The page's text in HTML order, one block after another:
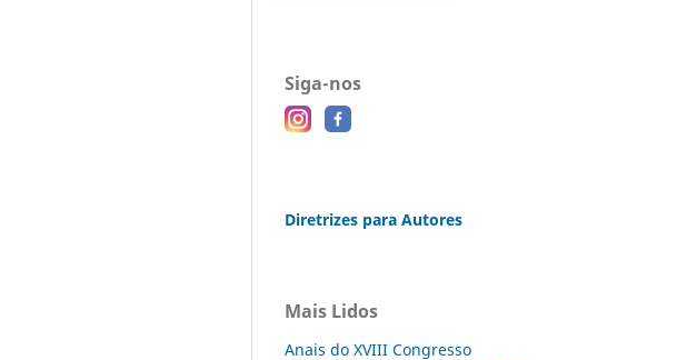
Siga-nos
Diretrizes para Autores
Mais Lidos
Anais do XVIII Congresso